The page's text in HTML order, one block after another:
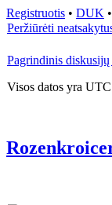
Registruotis • DUK •
Peržiūrėti
Pagrindinis diskusijų
Visos datos yra